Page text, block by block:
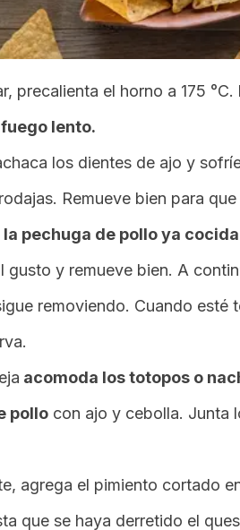
precalienta el horno a 175 °C.
lento.
los dientes de ajo y
Remueve bien para
la pechuga de pollo ya
gusto y remueve bien. A
removiendo. Cuando esté
acomoda los totopos o
pollo con ajo y cebolla. Junta
agrega el pimiento cortado
que se haya derretido el